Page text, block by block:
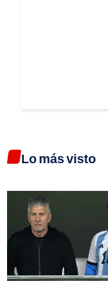
Lo más visto